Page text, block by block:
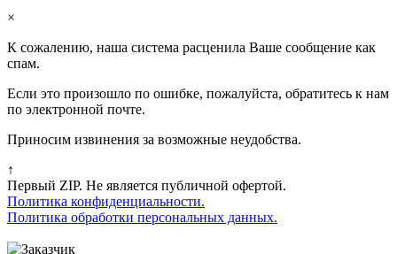
×
К сожалению, наша система расценила Ваше сообщение как
спам.
Если это произошло по ошибке, пожалуйста, обратитесь к нам
по электронной почте.
Приносим извинения за возможные неудобства.
↑
Первый ZIP. Не является публичной офертой.
Политика конфиденциальности.
Политика обработки персональных данных.